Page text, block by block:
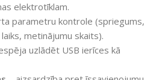
elektrotīklam.
parametru kontrole (spriegums,
metinājumu skaits).
uzlādēt USB ierīces kā